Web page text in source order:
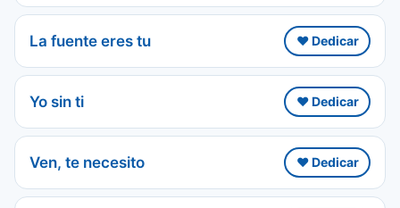
La fuente eres tu ❤️ Dedicar
Yo sin ti ❤️ Dedicar
Ven, te necesito ❤️ Dedicar